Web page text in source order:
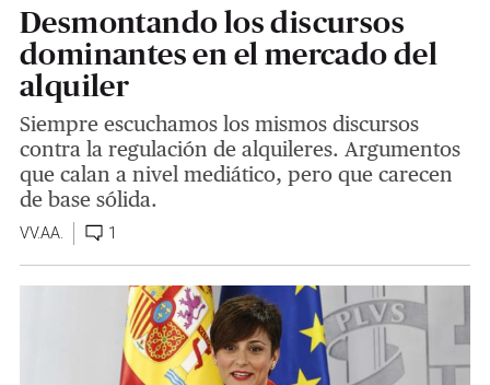
Desmontando los discursos
dominantes en el mercado del
alquiler
Siempre escuchamos los mismos discursos
contra la regulación de alquileres. Argumentos
que calan a nivel mediático, pero que carecen
de base sólida.
VV.AA. 1